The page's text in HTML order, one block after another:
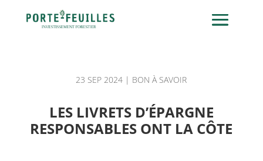
23 SEP 2024 | BON À SAVOIR
LES LIVRETS D’ÉPARGNE
RESPONSABLES ONT LA CÔTE